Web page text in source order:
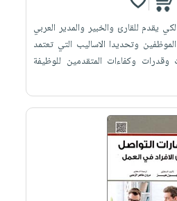
يقدم للقارئ والخبير والمدير العربي
وتحديدا الاساليب التي تعتمد
وقدرات وكفاءات المتقدمين للوظيفة